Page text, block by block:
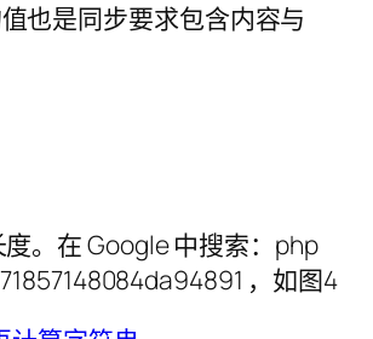
也是同步要求包含内容与
。在 Google 中搜索：php
，如图4